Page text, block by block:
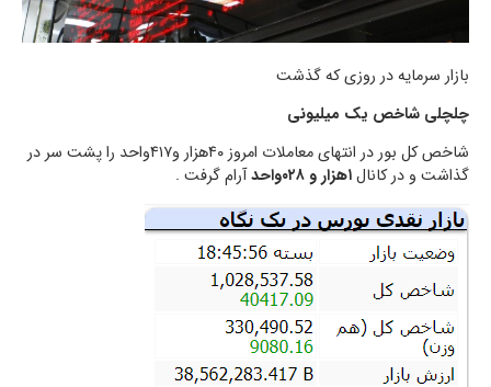
بازار سرمایه در روزی که گذشت
چلچلی شاخص یک میلیونی
شاخص کل بور در انتهای معاملات امروز ۴۰هزار و۴۱۷واحد را پشت سر در
گذاشت و در کانال۱هزار و ۰۲۸واحد آرام گرفت .